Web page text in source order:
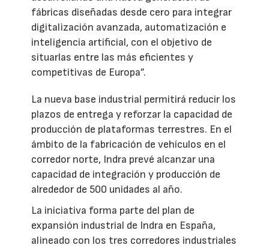
fábricas diseñadas desde cero para integrar
digitalización avanzada, automatización e
inteligencia artificial, con el objetivo de
situarlas entre las más eficientes y
competitivas de Europa”.
La nueva base industrial permitirá reducir los
plazos de entrega y reforzar la capacidad de
producción de plataformas terrestres. En el
ámbito de la fabricación de vehículos en el
corredor norte, Indra prevé alcanzar una
capacidad de integración y producción de
alrededor de 500 unidades al año.
La iniciativa forma parte del plan de
expansión industrial de Indra en España,
alineado con los tres corredores industriales